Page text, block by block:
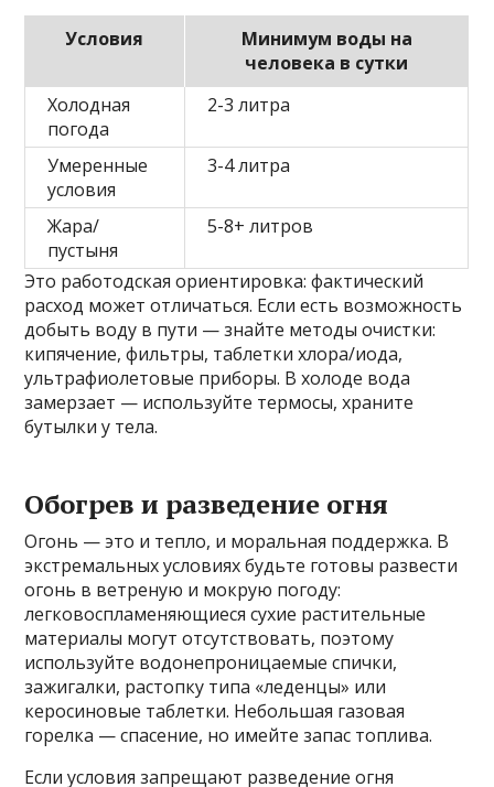
Условия
Минимум воды на
человека в сутки
Холодная
погода
2-3 литра
Умеренные
условия
3-4 литра
Жара/
пустыня
5-8+ литров
Это работодская ориентировка: фактический
расход может отличаться. Если есть возможность
добыть воду в пути — знайте методы очистки:
кипячение, фильтры, таблетки хлора/иода,
ультрафиолетовые приборы. В холоде вода
замерзает — используйте термосы, храните
бутылки у тела.
Обогрев и разведение огня
Огонь — это и тепло, и моральная поддержка. В
экстремальных условиях будьте готовы развести
огонь в ветреную и мокрую погоду:
легковоспламеняющиеся сухие растительные
материалы могут отсутствовать, поэтому
используйте водонепроницаемые спички,
зажигалки, растопку типа «леденцы» или
керосиновые таблетки. Небольшая газовая
горелка — спасение, но имейте запас топлива.
Если условия запрещают разведение огня